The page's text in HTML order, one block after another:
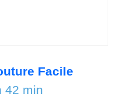
Facile
42 min